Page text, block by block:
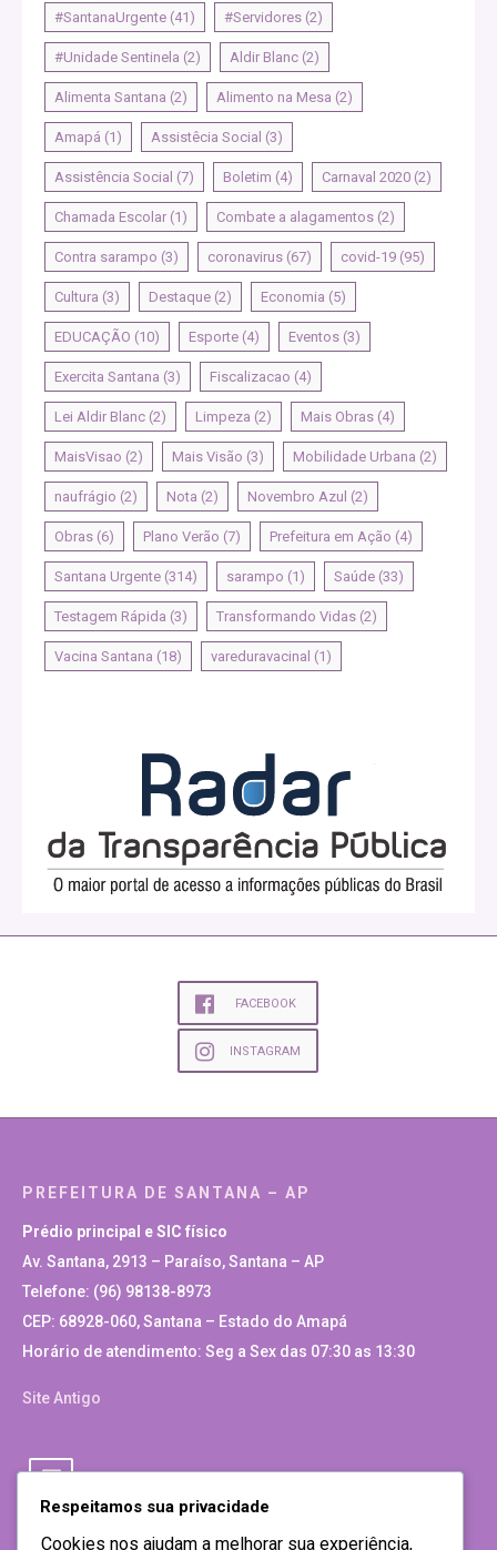
#SantanaUrgente (41) #Servidores (2)
#Unidade Sentinela (2) Aldir Blanc (2)
Alimenta Santana (2) Alimento na Mesa (2)
Amapá (1) Assistêcia Social (3)
Assistência Social (7) Boletim (4) Carnaval 2020 (2)
Chamada Escolar (1) Combate a alagamentos (2)
Contra sarampo (3) coronavirus (67) covid-19 (95)
Cultura (3) Destaque (2) Economia (5)
EDUCAÇÃO (10) Esporte (4) Eventos (3)
Exercita Santana (3) Fiscalizacao (4)
Lei Aldir Blanc (2) Limpeza (2) Mais Obras (4)
MaisVisao (2) Mais Visão (3) Mobilidade Urbana (2)
naufrágio (2) Nota (2) Novembro Azul (2)
Obras (6) Plano Verão (7) Prefeitura em Ação (4)
Santana Urgente (314) sarampo (1) Saúde (33)
Testagem Rápida (3) Transformando Vidas (2)
Vacina Santana (18) vareduravacinal (1)
FACEBOOK
INSTAGRAM
PREFEITURA DE SANTANA – AP
Prédio principal e SIC físico
Av. Santana, 2913 – Paraíso, Santana – AP
Telefone: (96) 98138-8973
CEP: 68928-060, Santana – Estado do Amapá
Horário de atendimento: Seg a Sex das 07:30 as 13:30
Site Antigo
Respeitamos sua privacidade
Cookies nos ajudam a melhorar sua experiência,